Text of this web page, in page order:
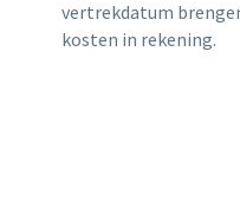
vertrekdatum
kosten in rekening.